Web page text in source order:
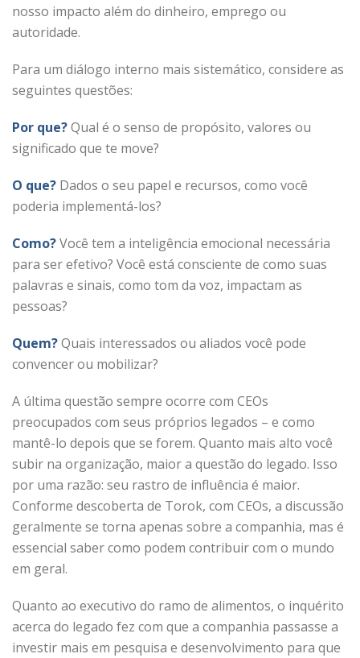
nosso impacto além do dinheiro, emprego ou
autoridade.
Para um diálogo interno mais sistemático, considere as
seguintes questões:
Por que?Qual é o senso de propósito, valores ou
significado que te move?
O que? Dados o seu papel e recursos, como você
poderia implementá-los?
Como?Você tem a inteligência emocional necessária
para ser efetivo? Você está consciente de como suas
palavras e sinais, como tom da voz, impactam as
pessoas?
Quem?Quais interessados ou aliados você pode
convencer ou mobilizar?
A última questão sempre ocorre com CEOs
preocupados com seus próprios legados – e como
mantê-lo depois que se forem. Quanto mais alto você
subir na organização, maior a questão do legado. Isso
por uma razão: seu rastro de influência é maior.
Conforme descoberta de Torok, com CEOs, a discussão
geralmente se torna apenas sobre a companhia, mas é
essencial saber como podem contribuir com o mundo
em geral.
Quanto ao executivo do ramo de alimentos, o inquérito
acerca do legado fez com que a companhia passasse a
investir mais em pesquisa e desenvolvimento para que